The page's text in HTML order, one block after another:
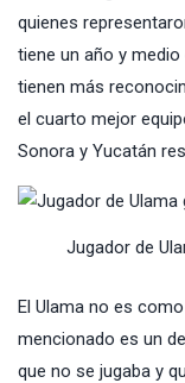
quienes
tiene un año y
tienen más
el cuarto mejor
Sonora y Yucatán
Jugador de
El Ulama no es
mencionado es un
que no se jugaba y